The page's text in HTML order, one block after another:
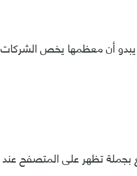
صادقت دارك ماتر على حوالي 275 موقعًا يبدو أن معظمها يخص الشركات
بجملة تظهر على المتصفح عند